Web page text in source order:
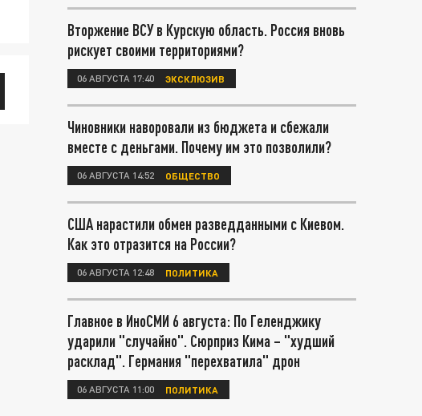
Вторжение ВСУ в Курскую область. Россия вновь
рискует своими территориями?
06 АВГУСТА 17:40 ЭКСКЛЮЗИВ
Чиновники наворовали из бюджета и сбежали
вместе с деньгами. Почему им это позволили?
06 АВГУСТА 14:52 ОБЩЕСТВО
США нарастили обмен разведданными с Киевом.
Как это отразится на России?
06 АВГУСТА 12:48 ПОЛИТИКА
Главное в ИноСМИ 6 августа: По Геленджику
ударили "случайно". Сюрприз Кима – "худший
расклад". Германия "перехватила" дрон
06 АВГУСТА 11:00 ПОЛИТИКА